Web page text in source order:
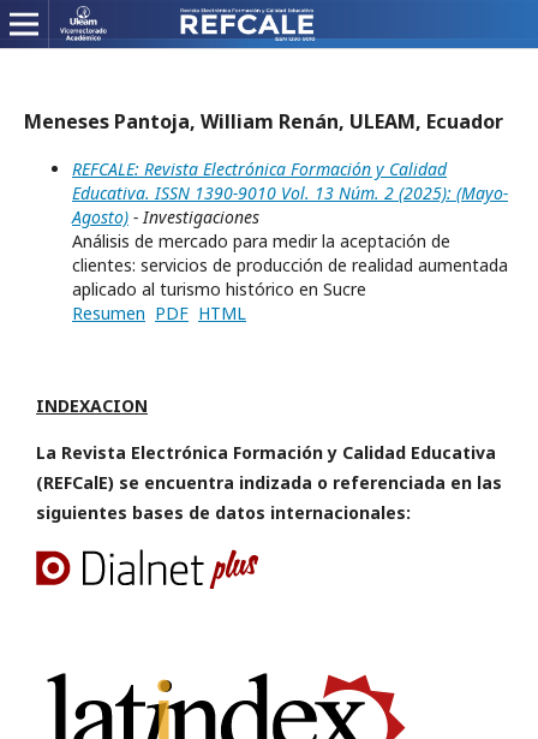
Meneses Pantoja, William Renán, ULEAM, Ecuador
REFCALE: Revista Electrónica Formación y Calidad
Educativa. ISSN 1390-9010 Vol. 13 Núm. 2 (2025): (Mayo-
Agosto) - Investigaciones
Análisis de mercado para medir la aceptación de
clientes: servicios de producción de realidad aumentada
aplicado al turismo histórico en Sucre
Resumen PDF HTML
INDEXACION
La Revista Electrónica Formación y Calidad Educativa
(REFCalE) se encuentra indizada o referenciada en las
siguientes bases de datos internacionales: